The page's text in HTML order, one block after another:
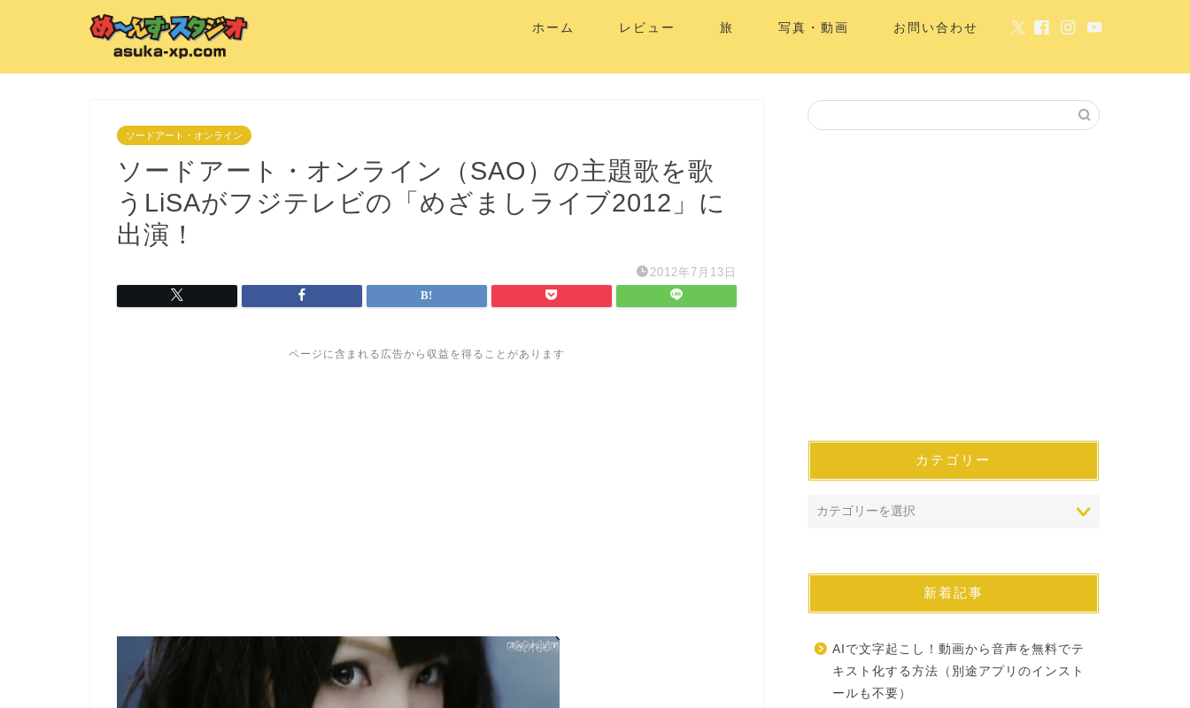
ホーム レビュー 旅 写真・動画 お問い合わせ
ソードアート・オンライン
ソードアート・オンライン（SAO）の主題歌を歌
うLiSAがフジテレビの「めざましライブ2012」に
出演！
2012年7月13日
ページに含まれる広告から収益を得ることがあります
カテゴリー
新着記事
AIで文字起こし！動画から音声を無料でテ
キスト化する方法（別途アプリのインスト
ールも不要）